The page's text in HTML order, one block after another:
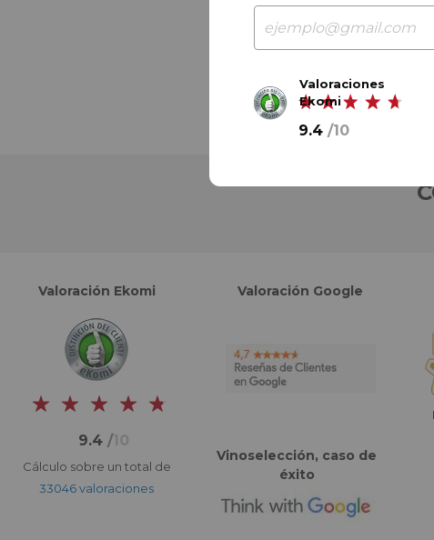
Valoración Ekomi
9.4 /10
Cálculo sobre un total de
33046 valoraciones
Valoración Google
Vinoselección, caso de
éxito
Valoraciones
Ekomi
9.4 /10